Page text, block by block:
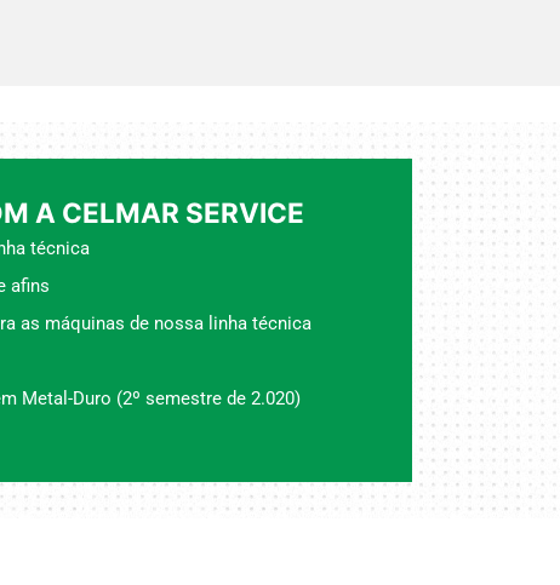
A CELMAR SERVICE
técnica
afins
as máquinas de nossa linha técnica
Metal-Duro (2º semestre de 2.020)